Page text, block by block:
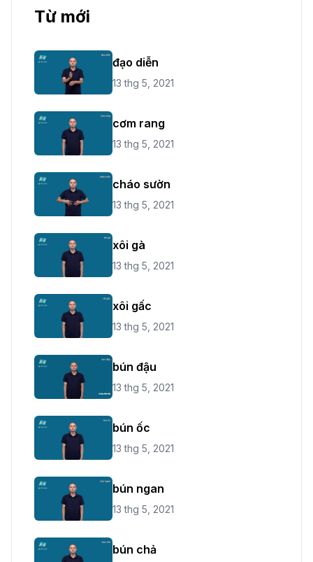
Từ mới
đạo diễn
13 thg 5, 2021
cơm rang
13 thg 5, 2021
cháo sườn
13 thg 5, 2021
xôi gà
13 thg 5, 2021
xôi gấc
13 thg 5, 2021
bún đậu
13 thg 5, 2021
bún ốc
13 thg 5, 2021
bún ngan
13 thg 5, 2021
bún chả